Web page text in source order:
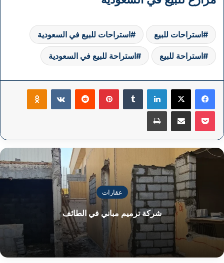
استراحات للبيع استراحات للبيع في السعودية
استراحة للبيع استراحة للبيع في السعودية
فيسبوك ‫X لينكدإن بينتيريست
‫Pocket مشاركة عبر البريد طباعة
عقارات
شركة ترميم مباني في الطائف